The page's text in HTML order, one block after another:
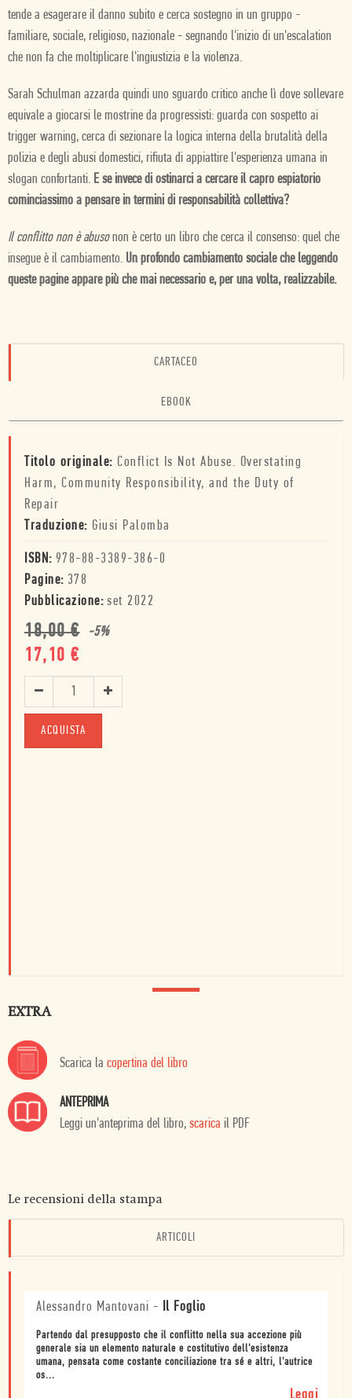
tende a esagerare il danno subito e cerca sostegno in un gruppo -
familiare, sociale, religioso, nazionale - segnando l'inizio di un'escalation
che non fa che moltiplicare l'ingiustizia e la violenza.
Sarah Schulman azzarda quindi uno sguardo critico anche lì dove sollevare
equivale a giocarsi le mostrine da progressisti: guarda con sospetto ai
trigger warning, cerca di sezionare la logica interna della brutalità della
polizia e degli abusi domestici, rifiuta di appiattire l'esperienza umana in
slogan confortanti. E se invece di ostinarci a cercare il capro espiatorio
cominciassimo a pensare in termini di responsabilità collettiva?
Il conflitto non è abusonon è certo un libro che cerca il consenso: quel che
insegue è il cambiamento. Un profondo cambiamento sociale che leggendo
queste pagine appare più che mai necessario e, per una volta, realizzabile.
CARTACEO
EBOOK
Titolo originale: Conflict Is Not Abuse. Overstating
Harm, Community Responsibility, and the Duty of
Repair
Traduzione: Giusi Palomba
ISBN: 978-88-3389-386-0
Pagine: 378
Pubblicazione: set 2022
18,00€ -5%
17,10 €
ACQUISTA
EXTRA
Scarica la copertina del libro
ANTEPRIMA
Leggi un'anteprima del libro, scarica il PDF
Le recensioni della stampa
ARTICOLI
Alessandro Mantovani - Il Foglio
Partendo dal presupposto che il conflitto nella sua accezione più
generale sia un elemento naturale e costitutivo dell'esistenza
umana, pensata come costante conciliazione tra sé e altri, l'autrice
os...